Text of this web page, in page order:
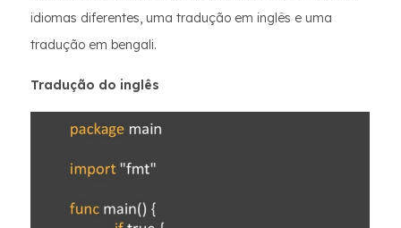
idiomas diferentes, uma tradução em inglês e uma
tradução em bengali.
Tradução do inglês